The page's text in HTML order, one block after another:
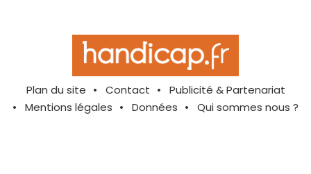
Plan du site Contact
Publicité & Partenariat
Mentions légales
Données Qui sommes nous ?